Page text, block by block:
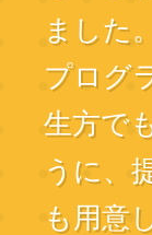
ました。
プログ
生方で
うに、
も用意